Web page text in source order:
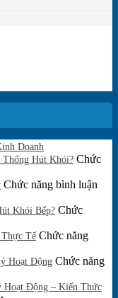
Doanh
có
bình
luận
ở
Dụng
Tách
Cho
Từng
Hình
Hút Khói? Chức
Chức năng bình luận
Khói Bếp? Chức
Tế Chức năng
Hoạt Động Chức năng
Hoạt Động – Kiến Thức